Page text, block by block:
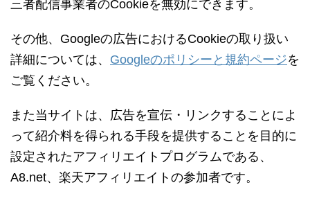
三者配信事業者のCookieを無効にできます。
その他、Googleの広告におけるCookieの取り扱い
詳細については、 Googleのポリシーと規約ページを
ご覧ください。
また当サイトは、広告を宣伝・リンクすることによ
って紹介料を得られる手段を提供することを目的に
設定されたアフィリエイトプログラムである、
A8.net、楽天アフィリエイトの参加者です。